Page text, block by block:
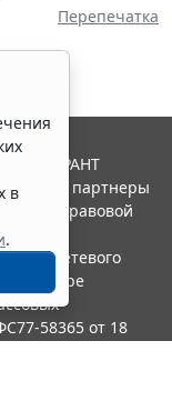
Перепечатка
в
.
ГАРАНТ
и ее партнеры
правовой
сетевого
в сфере
58365 от 18